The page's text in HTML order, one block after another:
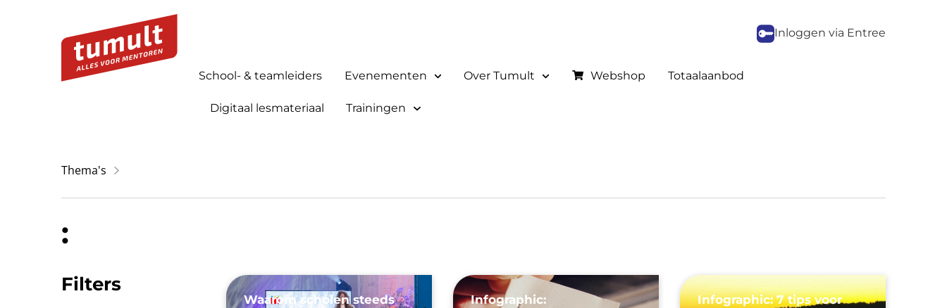
Inloggen via Entree
School- & teamleiders Evenementen Over Tumult Webshop Totaalaanbod
Digitaal lesmateriaal Trainingen
Thema's
:
Filters
Waarom scholen steeds
Infographic:
Infographic: 7 tips voor